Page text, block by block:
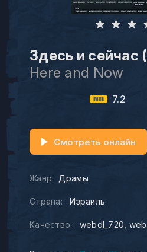
Здесь и сейчас
Here and Now
7.2
Жанр: Драмы
Страна: Израиль
Качество: webdl_720
Смотреть онлайн